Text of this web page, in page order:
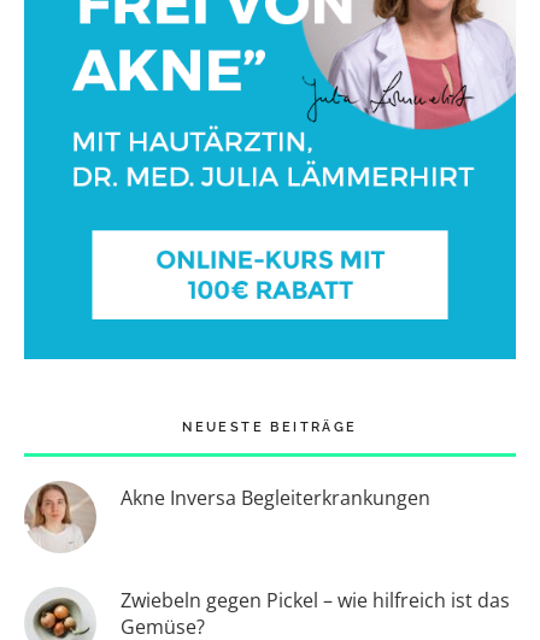
NEUESTE BEITRÄGE
Akne Inversa Begleiterkrankungen
Zwiebeln gegen Pickel – wie hilfreich ist das
Gemüse?